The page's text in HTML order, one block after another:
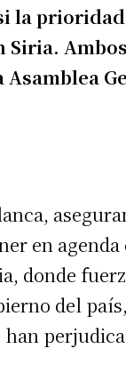
la
Siria.
en
donde
del
han